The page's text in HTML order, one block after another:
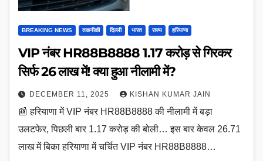
BREAKING NEWS तकनीकी दिल्ली भारत राज्य हरियाणा
VIP नंबर HR88B8888 1.17 करोड़ से गिरकर
सिर्फ 26 लाख में! क्या हुआ नीलामी में?
DECEMBER 11, 2025 KISHAN KUMAR JAIN
📰 हरियाणा में VIP नंबर HR88B8888 की नीलामी में बड़ा
उलटफेर, पिछली बार 1.17 करोड़ की बोली… इस बार केवल 26.71
लाख में बिका हरियाणा में चर्चित VIP नंबर HR88B8888…